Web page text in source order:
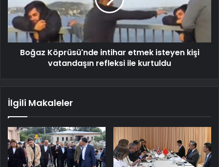
Boğaz Köprüsü'nde intihar etmek isteyen kişi
vatandaşın refleksi ile kurtuldu
İlgili Makaleler